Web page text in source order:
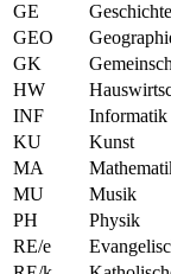
GE
Geschichte
GEO
GK
HW
INF
Informatik
KU
Kunst
MA
MU
Musik
PH
Physik
RE/e